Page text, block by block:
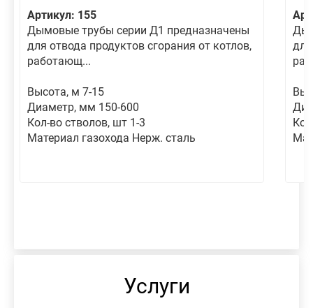
Артикул: 155
Дымовые трубы серии Д1 предназначены
для отвода продуктов сгорания от котлов,
работающ...
Высота, м 7-15
Диаметр, мм 150-600
Кол-во стволов, шт 1-3
Материал газохода Нерж. сталь
Услуги